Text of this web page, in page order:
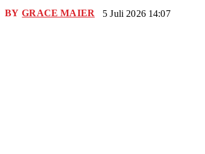
BY GRACE MAIER 5 Juli 2026 14:07